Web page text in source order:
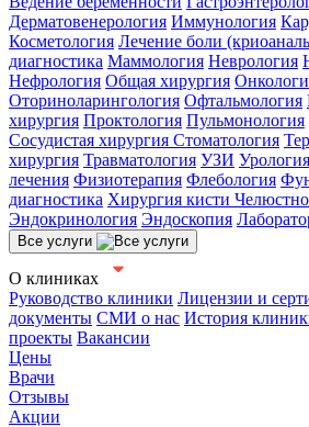
Дерматовенерология Иммунология
Косметология Лечение боли
диагностика Маммология Неврология
Нефрология Общая хирургия
Оториноларингология Офтальмология
хирургия Проктология Пульмонология
Сосудистая хирургия Стоматология
хирургия Травматология УЗИ Урология
лечения Физиотерапия Флебология
диагностика Хирургия кисти
Эндокринология Эндоскопия
Все услуги
О клиниках
Руководство клиники Лицензии и
документы СМИ о нас История
проекты Вакансии
Цены
Врачи
Отзывы
Акции